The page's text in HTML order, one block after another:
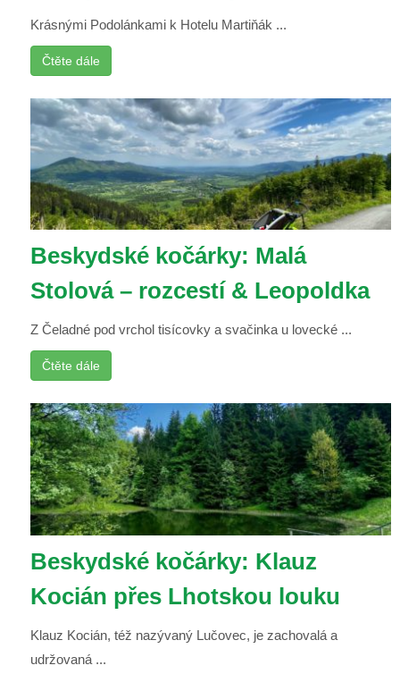
Krásnými Podolánkami k Hotelu Martiňák ...
Čtěte dále
Beskydské kočárky: Malá
Stolová – rozcestí & Leopoldka
Z Čeladné pod vrchol tisícovky a svačinka u lovecké ...
Čtěte dále
Beskydské kočárky: Klauz
Kocián přes Lhotskou louku
Klauz Kocián, též nazývaný Lučovec, je zachovalá a
udržovaná ...